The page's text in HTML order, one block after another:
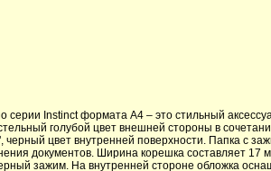
серии Instinct формата А4 – это стильный
голубой цвет внешней стороны в
черный цвет внутренней поверхности. Папка с
документов. Ширина корешка составляет 17
зажим. На внутренней стороне обложка